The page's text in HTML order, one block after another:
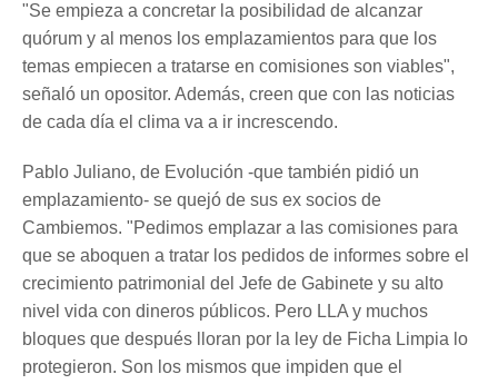
"Se empieza a concretar la posibilidad de alcanzar
quórum y al menos los emplazamientos para que los
temas empiecen a tratarse en comisiones son viables",
señaló un opositor. Además, creen que con las noticias
de cada día el clima va a ir increscendo.
Pablo Juliano, de Evolución -que también pidió un
emplazamiento- se quejó de sus ex socios de
Cambiemos. "Pedimos emplazar a las comisiones para
que se aboquen a tratar los pedidos de informes sobre el
crecimiento patrimonial del Jefe de Gabinete y su alto
nivel vida con dineros públicos. Pero LLA y muchos
bloques que después lloran por la ley de Ficha Limpia lo
protegieron. Son los mismos que impiden que el